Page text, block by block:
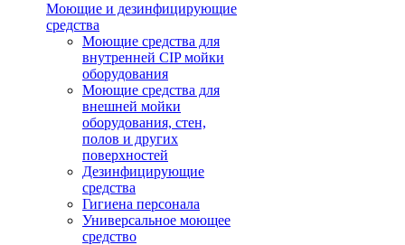
Моющие и дезинфицирующие
средства
Моющие средства для
внутренней CIP мойки
оборудования
Моющие средства для
внешней мойки
оборудования, стен,
полов и других
поверхностей
Дезинфицирующие
средства
Гигиена персонала
Универсальное моющее
средство